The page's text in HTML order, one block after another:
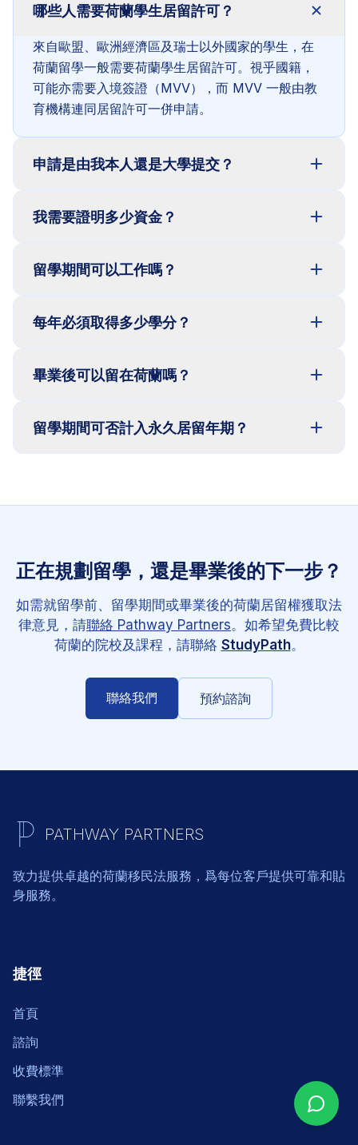
哪些人需要荷蘭學生居留許可？
來自歐盟、歐洲經濟區及瑞士以外國家的學生，在
荷蘭留學一般需要荷蘭學生居留許可。視乎國籍，
可能亦需要入境簽證（MVV），而 MVV 一般由教
育機構連同居留許可一併申請。
申請是由我本人還是大學提交？
我需要證明多少資金？
留學期間可以工作嗎？
每年必須取得多少學分？
畢業後可以留在荷蘭嗎？
留學期間可否計入永久居留年期？
正在規劃留學，還是畢業後的下一步？
如需就留學前、留學期間或畢業後的荷蘭居留權獲取法
律意見，請聯絡 Pathway Partners。如希望免費比較
荷蘭的院校及課程，請聯絡 StudyPath。
聯絡我們 預約諮詢
PATHWAY PARTNERS
致力提供卓越的荷蘭移民法服務，爲每位客戶提供可靠和貼
身服務。
捷徑
首頁
諮詢
收費標準
聯繫我們